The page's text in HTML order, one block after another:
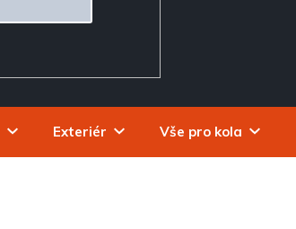
Exteriér Vše pro kola